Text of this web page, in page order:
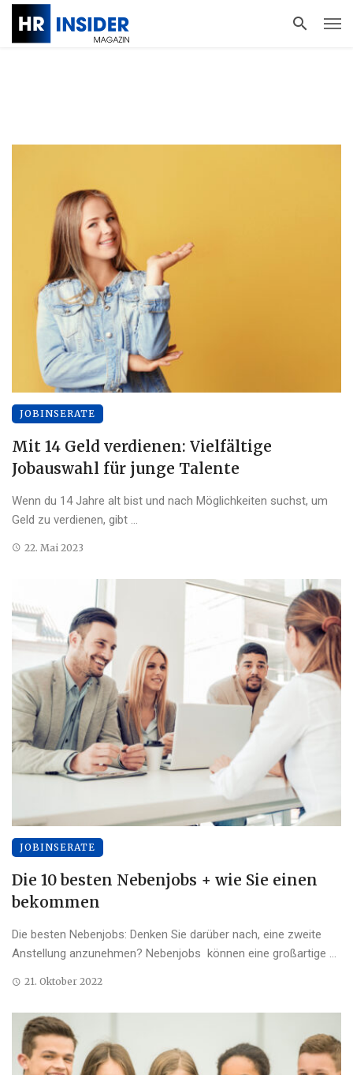
JOBINSERATE
Mit 14 Geld verdienen: Vielfältige
Jobauswahl für junge Talente
Wenn du 14 Jahre alt bist und nach Möglichkeiten suchst, um
Geld zu verdienen, gibt ...
22. Mai 2023
JOBINSERATE
Die 10 besten Nebenjobs + wie Sie einen
bekommen
Die besten Nebenjobs: Denken Sie darüber nach, eine zweite
Anstellung anzunehmen? Nebenjobs können eine großartige ...
21. Oktober 2022